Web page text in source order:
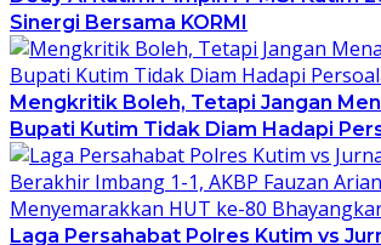
Sinergi Bersama KORMI
Mengkritik Boleh, Tetapi Jangan
Bupati Kutim Tidak Diam Hadapi
Laga Persahabat Polres Kutim vs